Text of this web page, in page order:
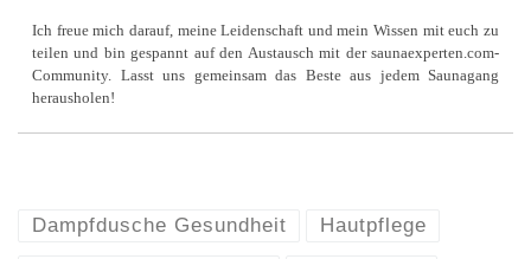
Ich freue mich darauf, meine Leidenschaft und mein Wissen mit euch zu
teilen und bin gespannt auf den Austausch mit der saunaexperten.com-
Community. Lasst uns gemeinsam das Beste aus jedem Saunagang
herausholen!
Dampfdusche Gesundheit Hautpflege